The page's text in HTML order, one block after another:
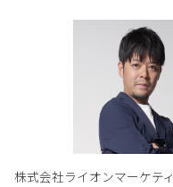
株式会社ライオンマーケテ